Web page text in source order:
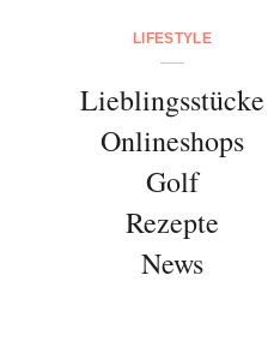
LIFESTYLE
Lieblingsstücke
Onlineshops
Golf
Rezepte
News